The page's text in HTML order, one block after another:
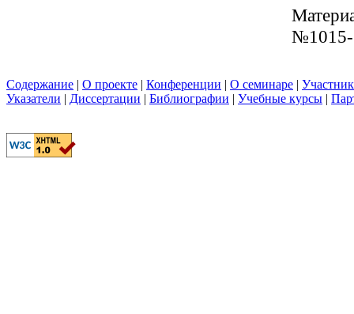
№1015-
Содержание | О проекте | Конференции | О семинаре |
Указатели | Диссертации | Библиографии | Учебные курсы |